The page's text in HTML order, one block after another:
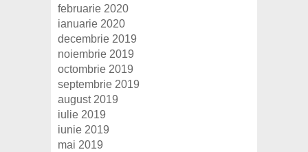
februarie 2020
ianuarie 2020
decembrie 2019
noiembrie 2019
octombrie 2019
septembrie 2019
august 2019
iulie 2019
iunie 2019
mai 2019